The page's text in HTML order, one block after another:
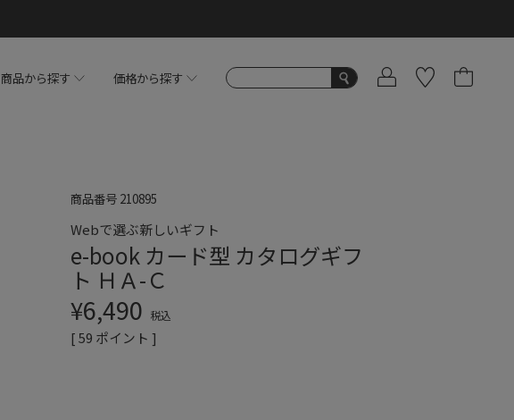
商品から探す 価格から探す
商品番号 210895
Webで選ぶ新しいギフト
e-book カード型 カタログギフ
ト ＨＡ-Ｃ
¥6,490 税込
[59 ポイント ]